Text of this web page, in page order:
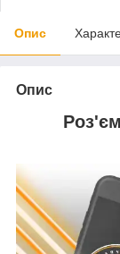
Опис
Опис